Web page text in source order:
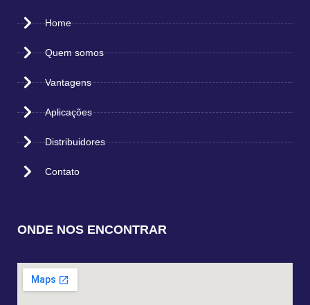
Home
Quem somos
Vantagens
Aplicações
Distribuidores
Contato
ONDE NOS ENCONTRAR